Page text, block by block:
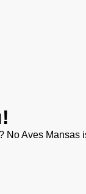
No Aves